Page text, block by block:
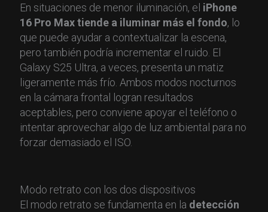
En situaciones de menor iluminación, el iPhone
16 Pro Max tiende a iluminar más el fondo, lo
que puede ayudar a contextualizar la escena,
pero también podría incrementar el ruido. El
Galaxy S25 Ultra, a veces, presenta un matiz
ligeramente más frío. Ambos modos nocturnos
en la cámara frontal logran resultados
aceptables, pero conviene apoyar el teléfono o
intentar aprovechar algo de luz ambiental para no
forzar demasiado el ISO.
Modo retrato con los dos dispositivos
El modo retrato se fundamenta en la detección